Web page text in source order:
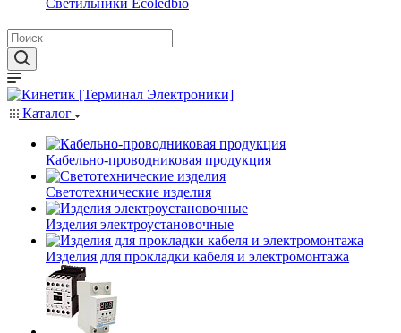
Светильники Ecoledbio
Каталог
Кабельно-проводниковая продукция
Светотехнические изделия
Изделия электроустановочные
Изделия для прокладки кабеля и электромонтажа